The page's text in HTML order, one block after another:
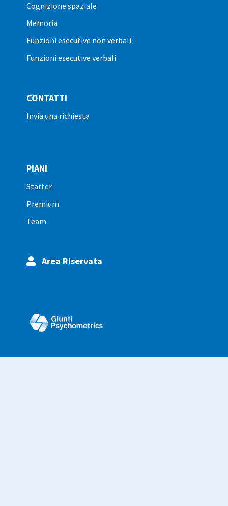
cognizione spaziale
memoria
funzioni esecutive non verbali
funzioni esecutive verbali
CONTATTI
invia una richiesta
PIANI
starter
premium
team
Area Riservata